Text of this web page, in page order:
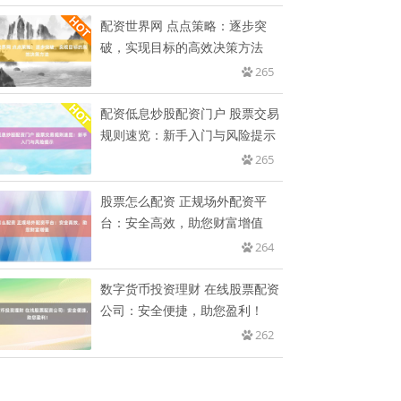
配资世界网 点点策略：逐步突
破，实现目标的高效决策方法
265
配资低息炒股配资门户 股票交易
规则速览：新手入门与风险提示
265
股票怎么配资 正规场外配资平
台：安全高效，助您财富增值
264
数字货币投资理财 在线股票配资
公司：安全便捷，助您盈利！
262